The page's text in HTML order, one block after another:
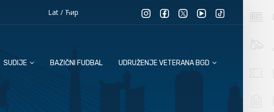
Lat/ Ћир
SUDIJE BAZIČNI FUDBAL UDRUŽENJE VETERANA BGD